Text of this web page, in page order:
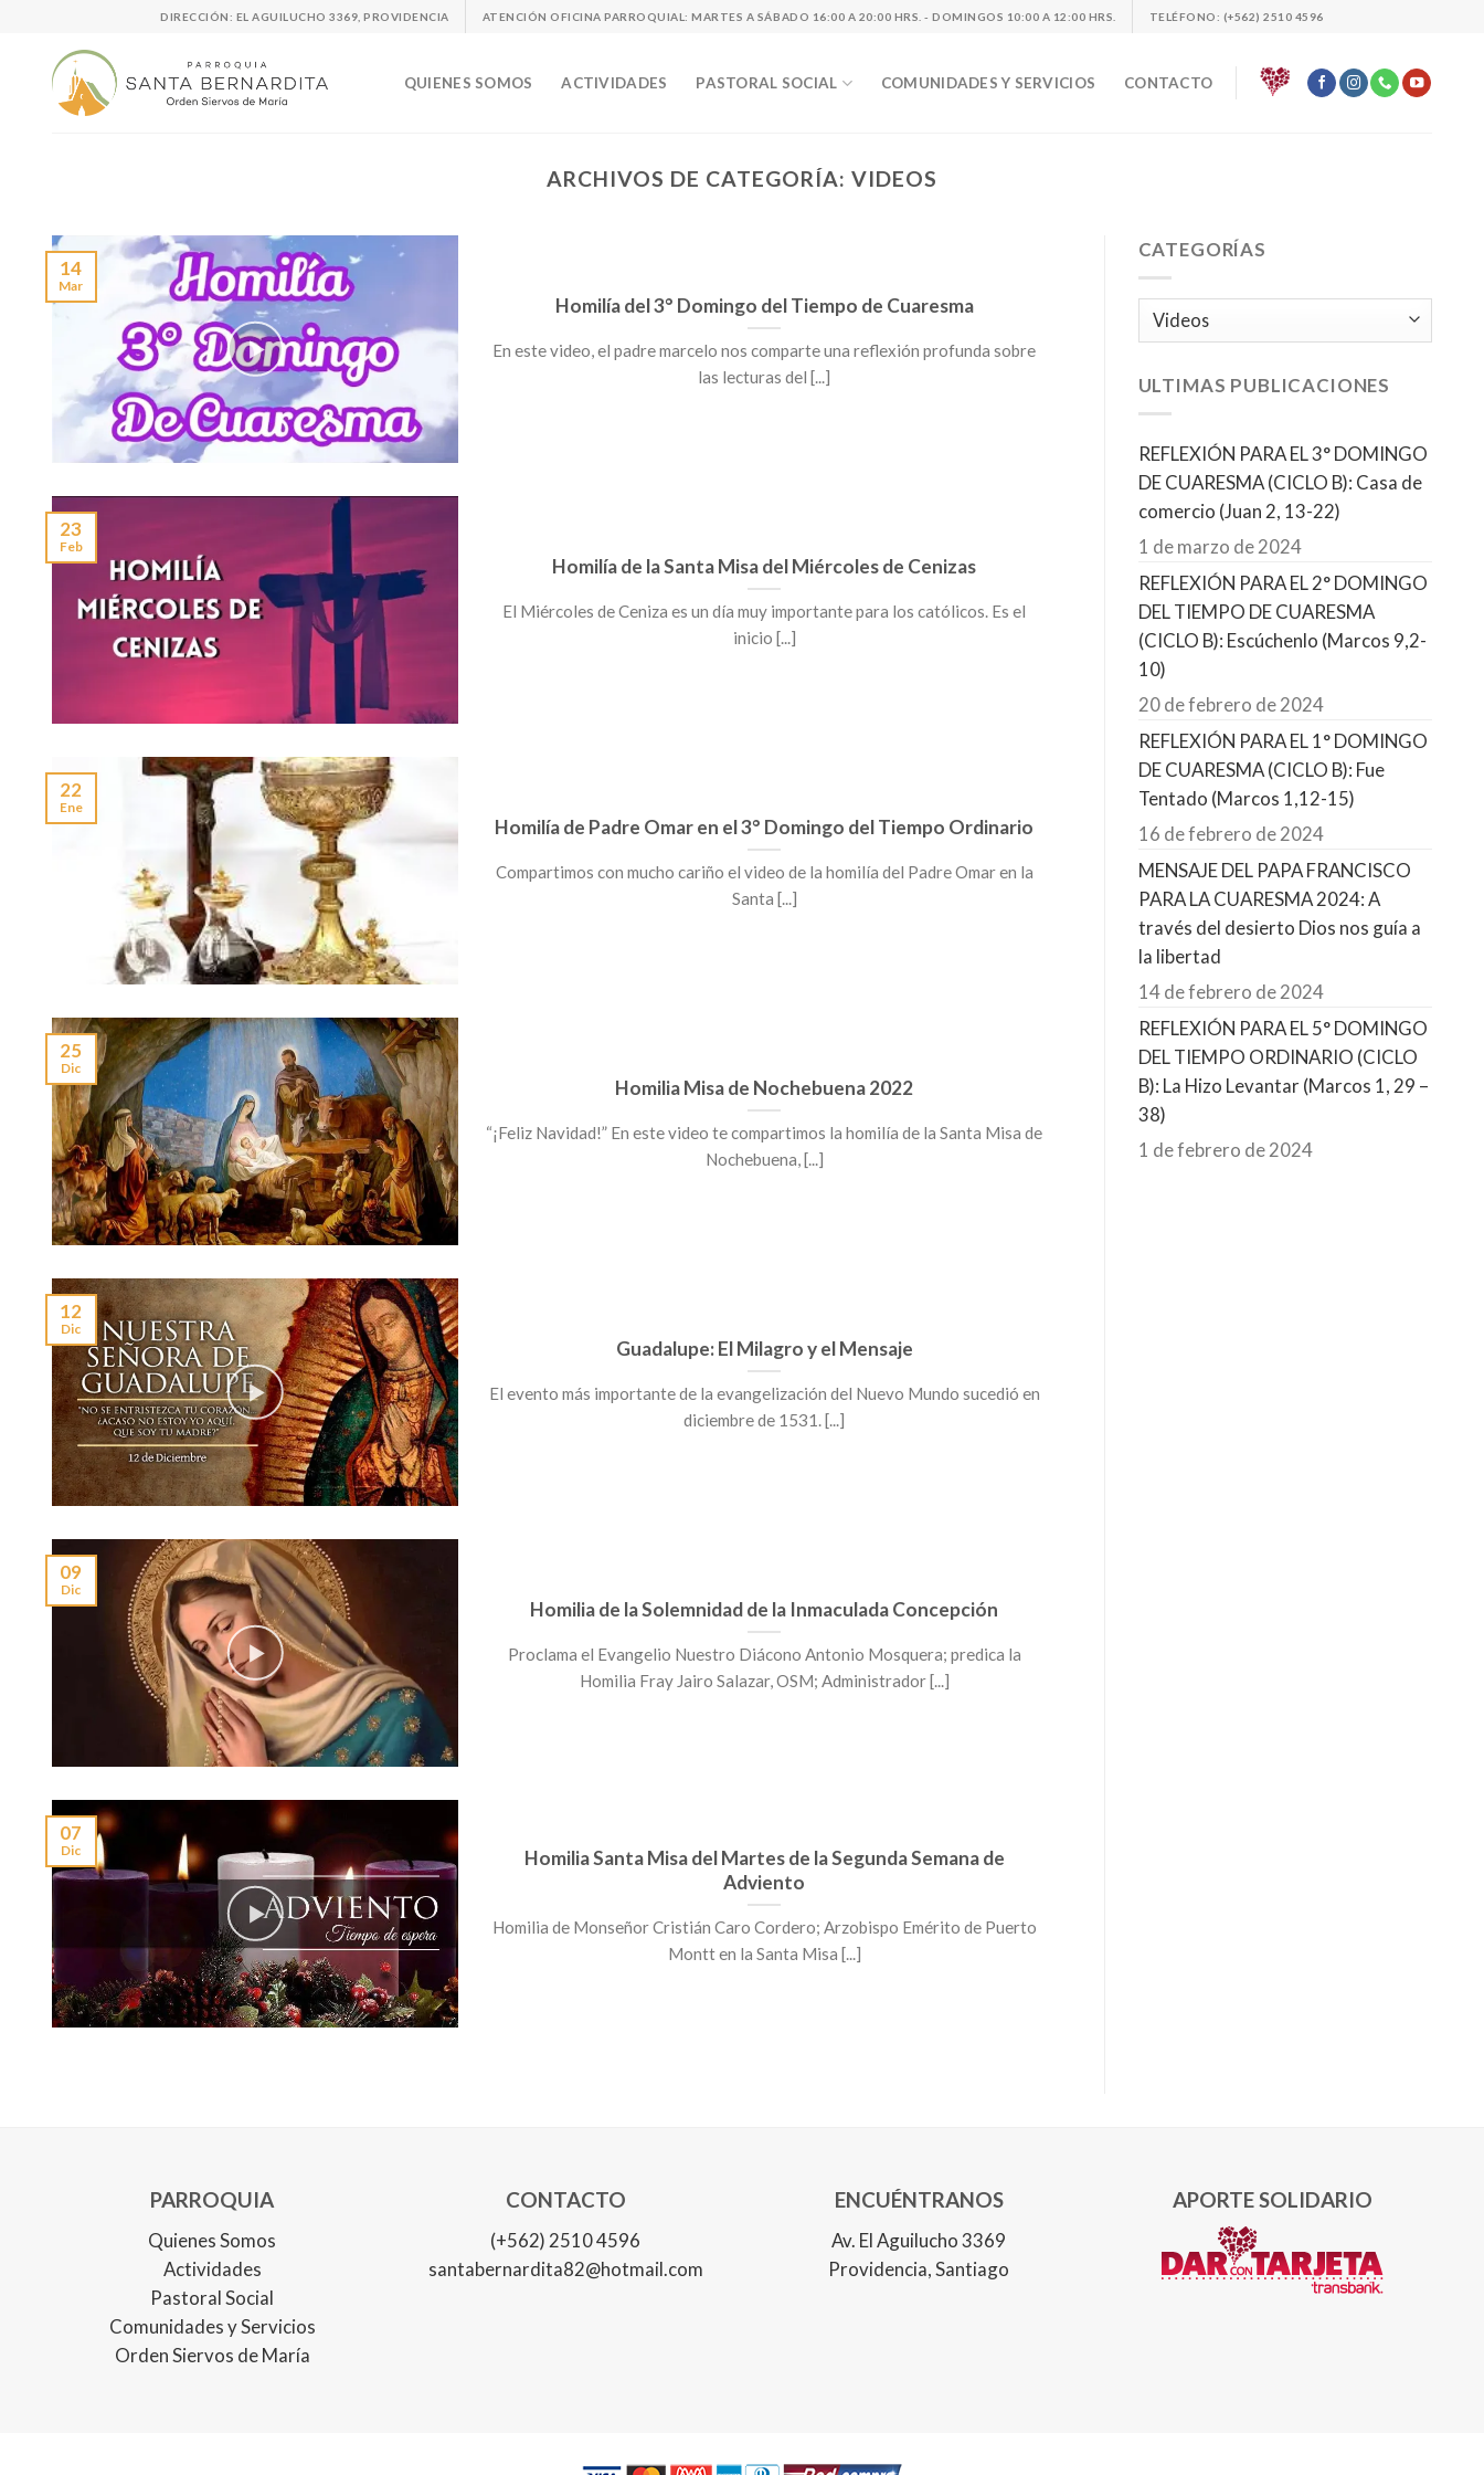
content
DIRECCIÓN: EL AGUILUCHO 3369, PROVIDENCIA ATENCIÓN OFICINA PARROQUIAL: MARTES A SÁBADO 16:00 A 20:00 HRS. - DOMINGOS 10:00 A 12:00 HRS. TELÉFONO: (+562) 2510 4596
QUIENES SOMOS ACTIVIDADES PASTORAL SOCIAL COMUNIDADES Y SERVICIOS CONTACTO
ARCHIVOS DE CATEGORÍA: VIDEOS
Homilía del 3° Domingo del Tiempo de Cuaresma
En este video, el padre marcelo nos comparte una reflexión profunda sobre
las lecturas del [...]
14
Mar
Homilía de la Santa Misa del Miércoles de Cenizas
El Miércoles de Ceniza es un día muy importante para los católicos. Es el
inicio [...]
23
Feb
Homilía de Padre Omar en el 3° Domingo del Tiempo Ordinario
Compartimos con mucho cariño el video de la homilía del Padre Omar en la
Santa [...]
22
Ene
Homilia Misa de Nochebuena 2022
“¡Feliz Navidad!” En este video te compartimos la homilía de la Santa Misa de
Nochebuena, [...]
25
Dic
Guadalupe: El Milagro y el Mensaje
El evento más importante de la evangelización del Nuevo Mundo sucedió en
diciembre de 1531. [...]
12
Dic
Homilia de la Solemnidad de la Inmaculada Concepción
Proclama el Evangelio Nuestro Diácono Antonio Mosquera; predica la
Homilia Fray Jairo Salazar, OSM; Administrador [...]
09
Dic
Homilia Santa Misa del Martes de la Segunda Semana de
Adviento
Homilia de Monseñor Cristián Caro Cordero; Arzobispo Emérito de Puerto
Montt en la Santa Misa [...]
07
Dic
CATEGORÍAS
Categorías
ULTIMAS PUBLICACIONES
REFLEXIÓN PARA EL 3° DOMINGO
DE CUARESMA (CICLO B): Casa de
comercio (Juan 2, 13-22)
1 de marzo de 2024
REFLEXIÓN PARA EL 2° DOMINGO
DEL TIEMPO DE CUARESMA
(CICLO B): Escúchenlo (Marcos 9,2-
10)
20 de febrero de 2024
REFLEXIÓN PARA EL 1° DOMINGO
DE CUARESMA (CICLO B): Fue
Tentado (Marcos 1,12-15)
16 de febrero de 2024
MENSAJE DEL PAPA FRANCISCO
PARA LA CUARESMA 2024: A
través del desierto Dios nos guía a
la libertad
14 de febrero de 2024
REFLEXIÓN PARA EL 5° DOMINGO
DEL TIEMPO ORDINARIO (CICLO
B): La Hizo Levantar (Marcos 1, 29 –
38)
1 de febrero de 2024
PARROQUIA
Quienes Somos
Actividades
Pastoral Social
Comunidades y Servicios
Orden Siervos de María
CONTACTO
(+562) 2510 4596
santabernardita82@hotmail.com
ENCUÉNTRANOS
Av. El Aguilucho 3369
Providencia, Santiago
APORTE SOLIDARIO